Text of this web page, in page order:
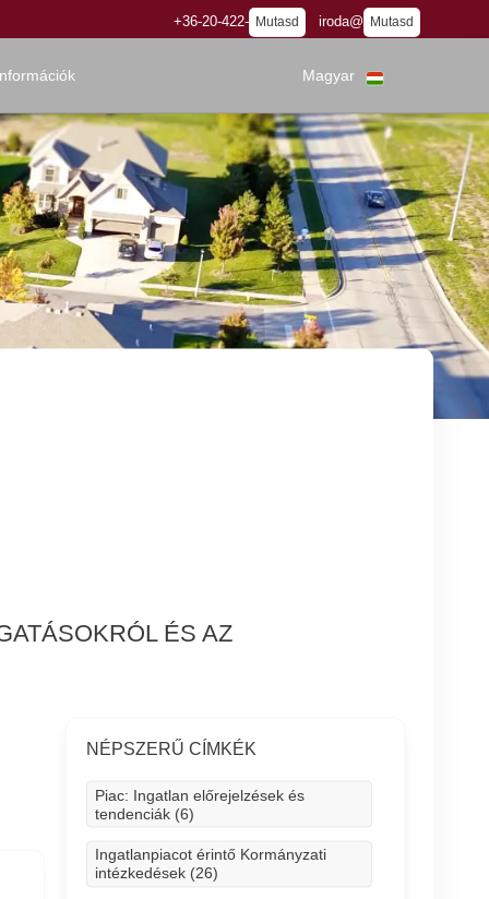
+36-20-422- Mutasd iroda@ Mutasd
Magyar
ÉS AZ
NÉPSZERŰ CÍMKÉK
Piac: Ingatlan előrejelzések és
tendenciák (6)
Ingatlanpiacot érintő Kormányzati
intézkedések (26)